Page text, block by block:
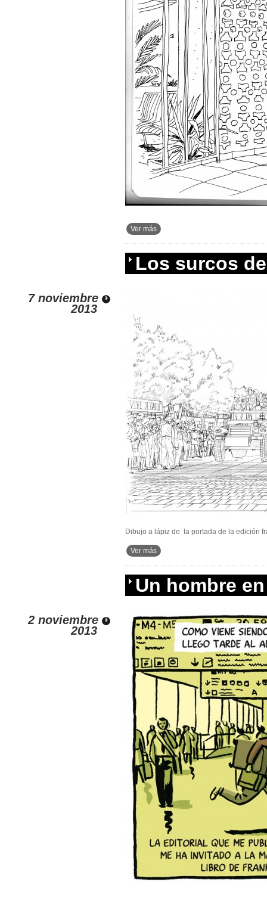
Ver más
Los surcos
7 noviembre
2013
Dibujo a lápiz de la portada de la edición
Ver más
Un hombre
2 noviembre
2013